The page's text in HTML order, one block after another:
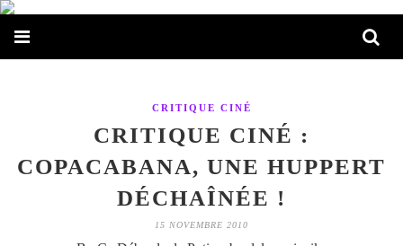
CRITIQUE CINÉ
CRITIQUE CINÉ :
COPACABANA, UNE HUPPERT
DÉCHAÎNÉE !
15 NOVEMBRE 2010